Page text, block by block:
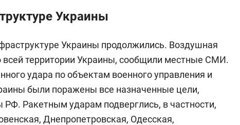
Украины
Украины продолжились. Воздушная
всей территории Украины, сообщили местные СМИ.
удара по объектам военного управления и
были поражены все назначенные цели,
Ракетным ударам подверглись, в частности,
Днепропетровская, Одесская,